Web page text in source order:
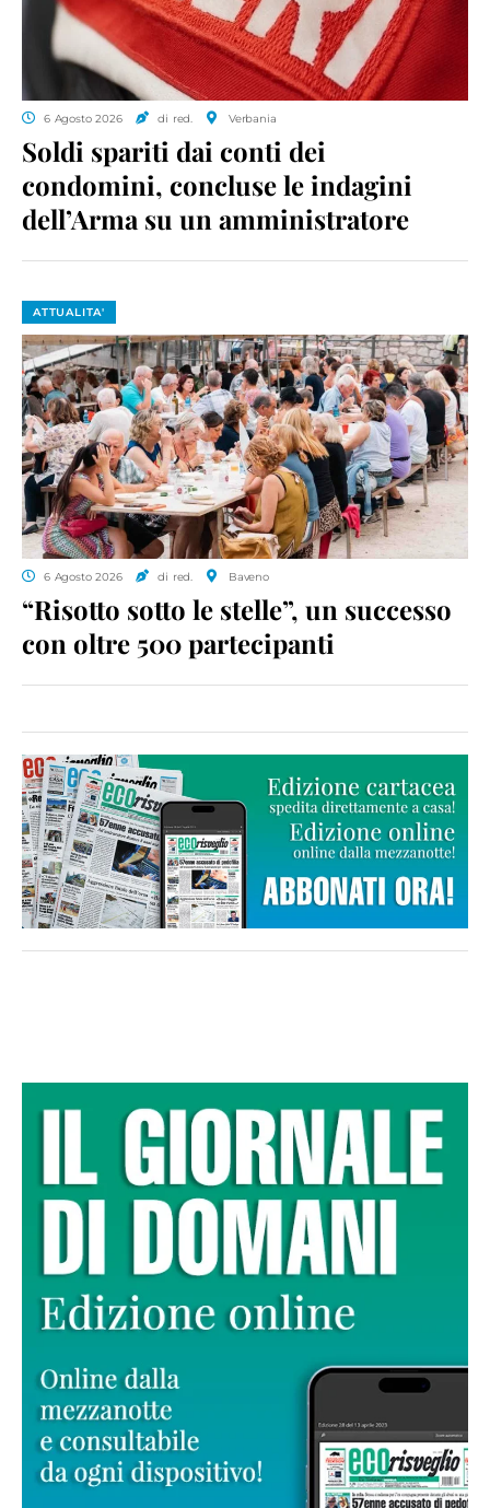
6 Agosto 2026 di red. Verbania
Soldi spariti dai conti dei
condomini, concluse le indagini
dell’Arma su un amministratore
ATTUALITA'
6 Agosto 2026 di red. Baveno
“Risotto sotto le stelle”, un successo
con oltre 500 partecipanti